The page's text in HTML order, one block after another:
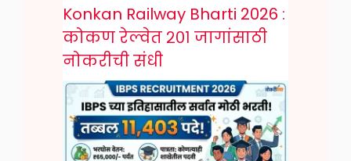
Konkan Railway Bharti 2026 :
कोकण रेल्वेत २०१ जागांसाठी
नोकरीची संधी